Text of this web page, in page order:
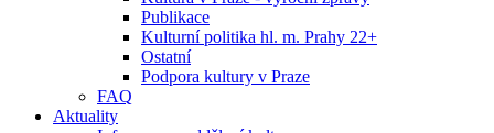
Publikace
Kulturní politika hl. m. Prahy 22+
Ostatní
Podpora kultury v Praze
FAQ
Aktuality